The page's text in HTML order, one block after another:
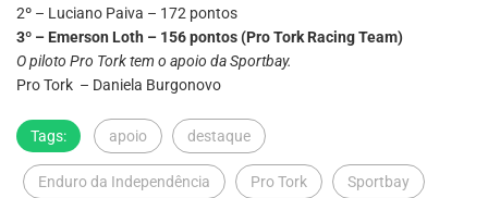
2º – Luciano Paiva – 172 pontos
3º – Emerson Loth – 156 pontos (Pro Tork Racing Team)
O piloto Pro Tork tem o apoio da Sportbay.
Pro Tork – Daniela Burgonovo
Tags: apoio destaque
Enduro da Independência Pro Tork Sportbay